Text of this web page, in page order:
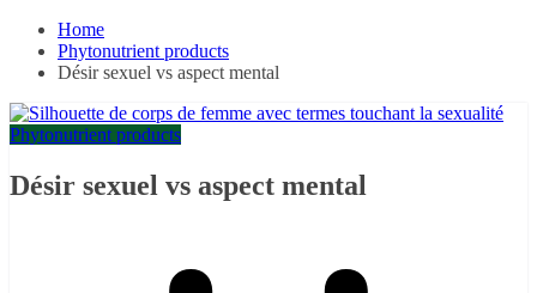
Home
Phytonutrient products
Désir sexuel vs aspect mental
Phytonutrient products
Désir sexuel vs aspect mental